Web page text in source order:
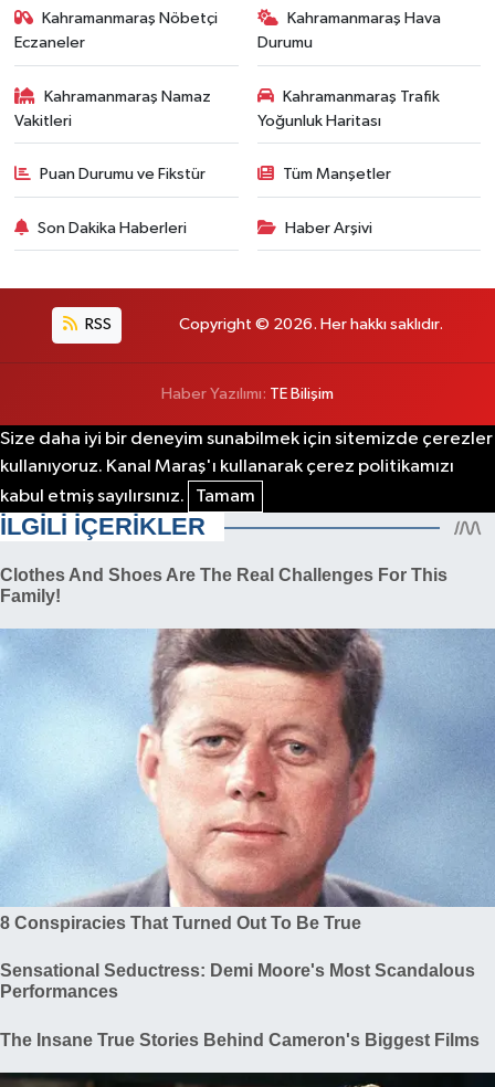
Kahramanmaraş Nöbetçi
Eczaneler
Kahramanmaraş Hava
Durumu
Kahramanmaraş Namaz
Vakitleri
Kahramanmaraş Trafik
Yoğunluk Haritası
Puan Durumu ve Fikstür Tüm Manşetler
Son Dakika Haberleri Haber Arşivi
RSS Copyright © 2026. Her hakkı saklıdır.
Haber Yazılımı: TE Bilişim
Size daha iyi bir deneyim sunabilmek için sitemizde çerezler
kullanıyoruz. Kanal Maraş'ı kullanarak çerez politikamızı
kabul etmiş sayılırsınız.
Tamam